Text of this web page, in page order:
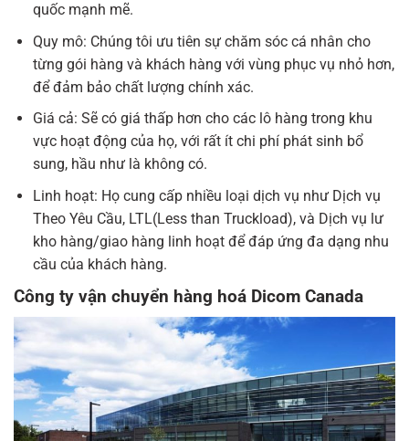
quốc mạnh mẽ.
Quy mô: Chúng tôi ưu tiên sự chăm sóc cá nhân cho
từng gói hàng và khách hàng với vùng phục vụ nhỏ hơn,
để đảm bảo chất lượng chính xác.
Giá cả: Sẽ có giá thấp hơn cho các lô hàng trong khu
vực hoạt động của họ, với rất ít chi phí phát sinh bổ
sung, hầu như là không có.
Linh hoạt: Họ cung cấp nhiều loại dịch vụ như Dịch vụ
Theo Yêu Cầu, LTL(Less than Truckload), và Dịch vụ lư
kho hàng/giao hàng linh hoạt để đáp ứng đa dạng nhu
cầu của khách hàng.
Công ty vận chuyển hàng hoá Dicom Canada